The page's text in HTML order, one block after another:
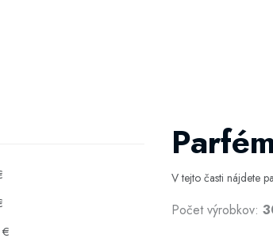
V tejto časti nájdete
Počet výrobkov: